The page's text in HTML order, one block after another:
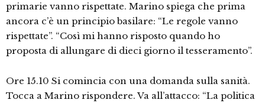
primarie vanno rispettate. Marino spiega che prima
ancora c’è un principio basilare: “Le regole vanno
rispettate”. “Così mi hanno risposto quando ho
proposta di allungare di dieci giorno il tesseramento”.
Ore 15.10 Si comincia con una domanda sulla sanità.
Tocca a Marino rispondere. Va all’attacco: “La politica